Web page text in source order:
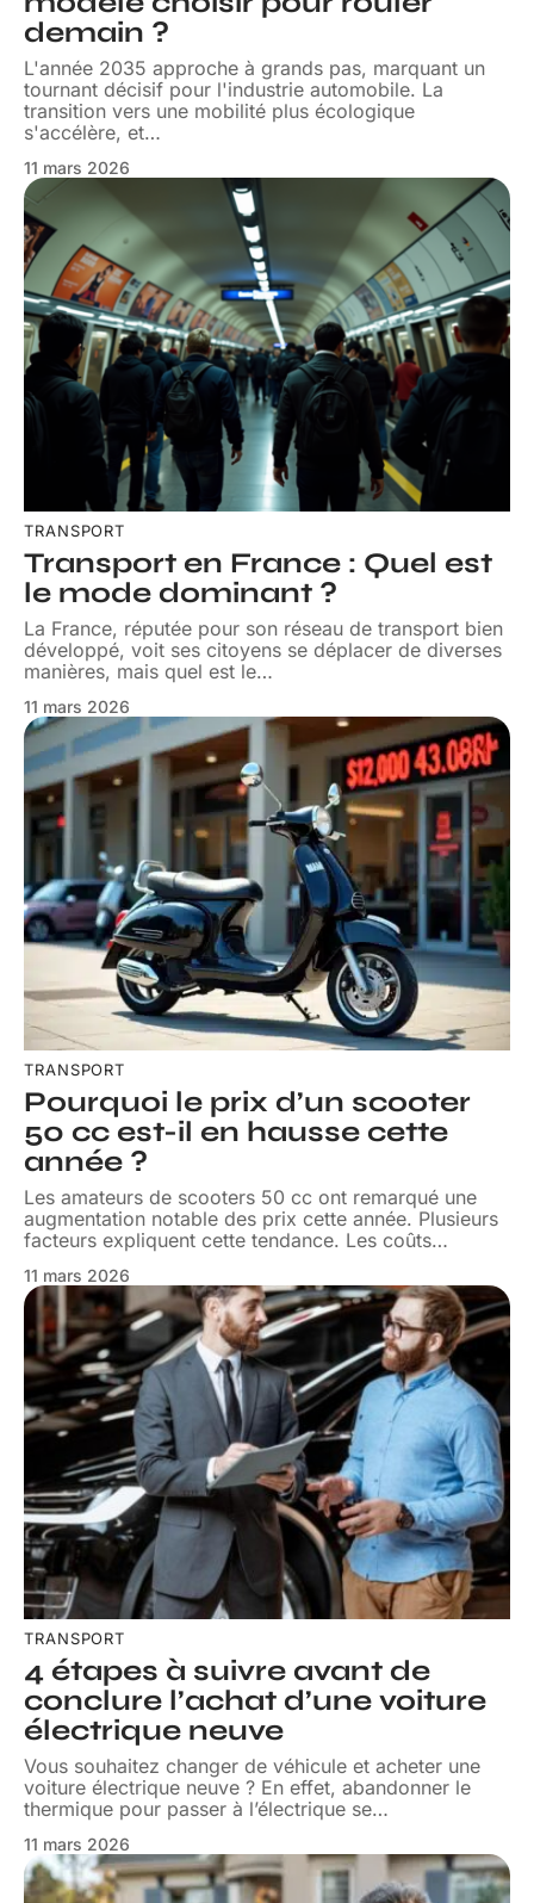
demain ?
L'année 2035 approche à grands pas, marquant un
tournant décisif pour l'industrie automobile. La
transition vers une mobilité plus écologique
s'accélère, et…
11 mars 2026
TRANSPORT
Transport en France : Quel est
le mode dominant ?
La France, réputée pour son réseau de transport bien
développé, voit ses citoyens se déplacer de diverses
manières, mais quel est le…
11 mars 2026
TRANSPORT
Pourquoi le prix d’un scooter
50 cc est-il en hausse cette
année ?
Les amateurs de scooters 50 cc ont remarqué une
augmentation notable des prix cette année. Plusieurs
facteurs expliquent cette tendance. Les coûts…
11 mars 2026
TRANSPORT
4 étapes à suivre avant de
conclure l’achat d’une voiture
électrique neuve
Vous souhaitez changer de véhicule et acheter une
voiture électrique neuve ? En effet, abandonner le
thermique pour passer à l’électrique se…
11 mars 2026